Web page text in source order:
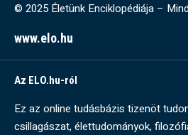
© 2025 Életünk Enciklopédiája –
www.elo.hu
Az ELO.hu-ról
Ez az online tudásbázis tizenöt
csillagászat, élettudományok,